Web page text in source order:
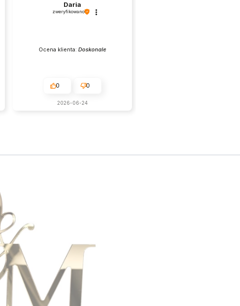
Daria
zweryfikowano
Ocena klienta: Doskonale
0 0
2026-06-24